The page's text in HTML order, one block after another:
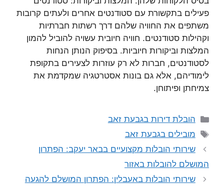
פעילים בתקשורת עם סטודנטים אחרים ולעתים קרובות
משתפים את החוויה שלהם דרך רשתות חברתיות
וקהילות סטודנטים. חוויה חיובית עשויה להוביל להמון
המלצות וביקורות חיוביות. בסיפוק הנותן הנחות
לסטודנטים, חברות לא רק עוזרות לצעירים בתקופת
לימודיהם, אלא גם בונות אסטרטגיה שמקדמת את
צמיחתן ופיתוחן.
קטגוריות
הובלת דירות בגבעת זאב
תגיות
מובילים בגבעת זאב
שירותי הובלות מקצועיים בבאר יעקב: הפתרון
המושלם להובלות באזור
שירותי הובלות באעבלין: הפתרון המושלם להגעה